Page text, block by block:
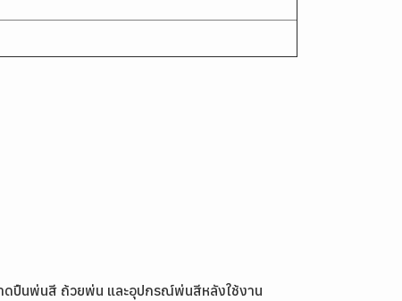
าดปืนพ่นสี ถ้วยพ่น และอุปกรณ์พ่นสีหลังใช้งาน